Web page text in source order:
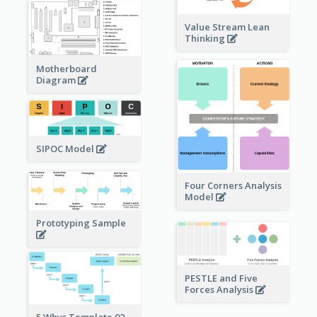
Value Stream Lean
Thinking
Motherboard
Diagram
Four Corners Analysis
Model
SIPOC Model
Prototyping Sample
PESTLE and Five
Forces Analysis